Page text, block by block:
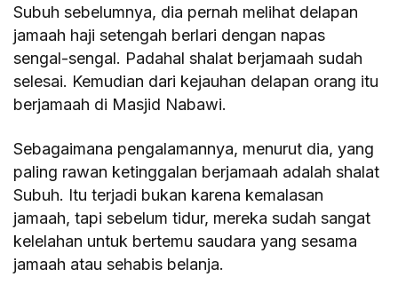
Subuh sebelumnya, dia pernah melihat delapan
jamaah haji setengah berlari dengan napas
sengal-sengal. Padahal shalat berjamaah sudah
selesai. Kemudian dari kejauhan delapan orang itu
berjamaah di Masjid Nabawi.
Sebagaimana pengalamannya, menurut dia, yang
paling rawan ketinggalan berjamaah adalah shalat
Subuh. Itu terjadi bukan karena kemalasan
jamaah, tapi sebelum tidur, mereka sudah sangat
kelelahan untuk bertemu saudara yang sesama
jamaah atau sehabis belanja.